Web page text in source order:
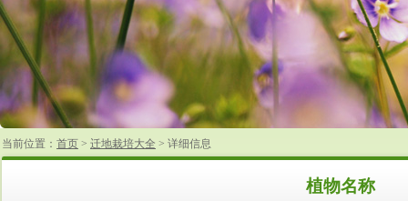
当前位置： 首页 > 迁地栽培大全 > 详细信息
植物名称